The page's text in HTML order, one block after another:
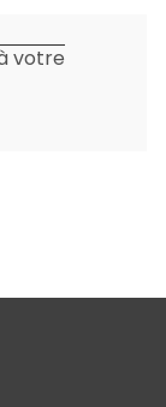
votre